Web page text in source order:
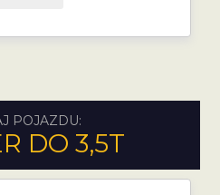
POJAZDU:
DO 3,5T